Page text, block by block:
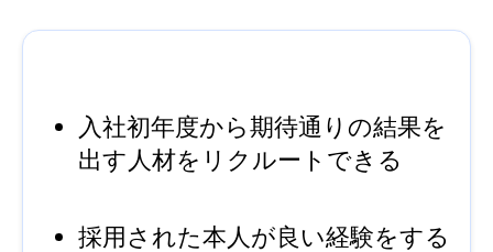
入社初年度から期待通りの結果を
出す人材をリクルートできる
採用された本人が良い経験をする